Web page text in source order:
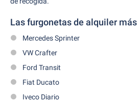
Las furgonetas de alquiler
Mercedes Sprinter
VW Crafter
Ford Transit
Fiat Ducato
Iveco Diario